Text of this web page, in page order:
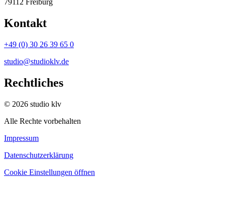
79112 Freiburg
Kontakt
+49 (0) 30 26 39 65 0
studio@studioklv.de
Rechtliches
© 2026 studio klv
Alle Rechte vorbehalten
Impressum
Datenschutzerklärung
Cookie Einstellungen öffnen